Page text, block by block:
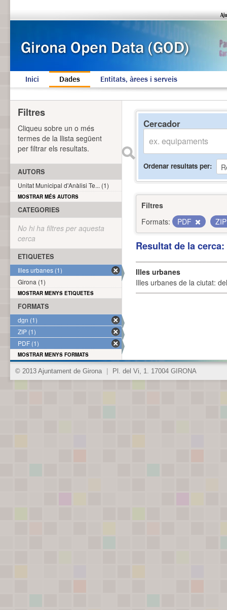
Inici Dades Entitats, àrees i serveis
Cercador
Ordenar resultats per
Filtres
Formats:
PDF
Resultat de la
Illes urbanes
Illes urbanes de la ciutat:
Filtres
Cliqueu sobre un o més
termes de la llista següent
per filtrar els resultats.
AUTORS
Unitat Municipal d'Anàlisi Te... (1)
MOSTRAR MÉS AUTORS
CATEGORIES
No hi ha filtres per aquesta
cerca
ETIQUETES
Illes urbanes (1)
Girona (1)
MOSTRAR MENYS ETIQUETES
FORMATS
dgn (1)
ZIP (1)
PDF (1)
MOSTRAR MENYS FORMATS
© 2013 Ajuntament de Girona Pl. del Vi, 1. 17004 GIRONA